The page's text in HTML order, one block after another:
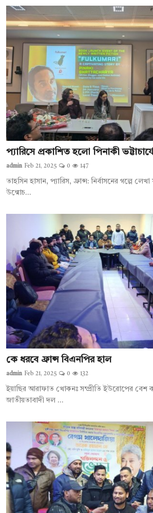
প্যারিসে প্রকাশিত হলো পিনাকী
admin Feb 21, 2025 0 147
তাহসিন হাসান, প্যারিস, ফ্রান্স: নির্বাসনের গল্পে
উন্মোচ...
কে ধরবে ফ্রান্স বিএনপির হাল
admin Feb 21, 2025 0 132
ইয়াছির আরাফাত খোকনঃ সম্প্রীতি ইউরোপের বেশ
জাতীয়তাবাদী দল ...